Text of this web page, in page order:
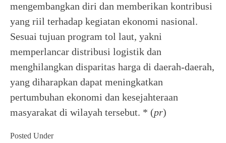
mengembangkan diri dan memberikan kontribusi
yang riil terhadap kegiatan ekonomi nasional.
Sesuai tujuan program tol laut, yakni
memperlancar distribusi logistik dan
menghilangkan disparitas harga di daerah-daerah,
yang diharapkan dapat meningkatkan
pertumbuhan ekonomi dan kesejahteraan
masyarakat di wilayah tersebut. * (pr)
Posted Under